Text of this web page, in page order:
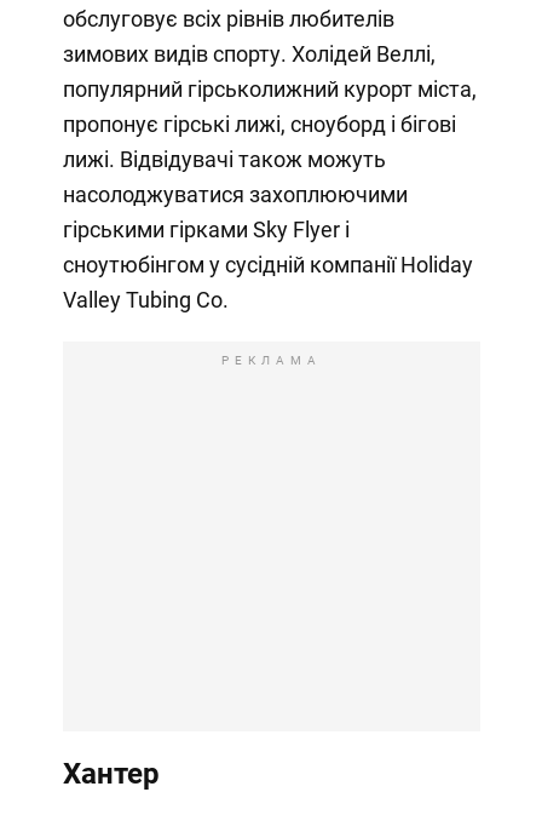
обслуговує всіх рівнів любителів
зимових видів спорту. Холідей Веллі,
популярний гірськолижний курорт міста,
пропонує гірські лижі, сноуборд і бігові
лижі. Відвідувачі також можуть
насолоджуватися захоплюючими
гірськими гірками Sky Flyer і
сноутюбінгом у сусідній компанії Holiday
Valley Tubing Co.
РЕКЛАМА
Хантер